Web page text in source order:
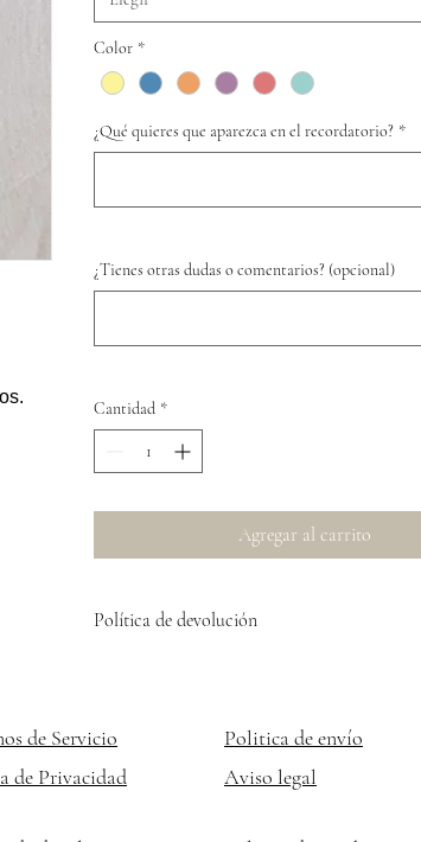
Color *
¿Qué quieres que aparezca en el recordatorio? *
¿Tienes otras dudas o comentarios? (opcional)
Cantidad *
Agregar al carrito
Política de devolución
de Servicio
de Privacidad
Politica de envío
Aviso legal